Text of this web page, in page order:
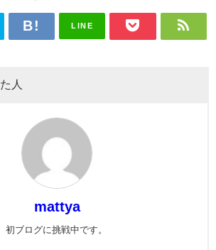
LINE
人
mattya
初ブログに挑戦中です。